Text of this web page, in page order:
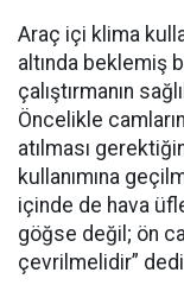
Araç içi klima
altında beklemiş
çalıştırmanın
Öncelikle
atılması
kullanımına
içinde de hava
göğse değil; ön
çevrilmelidir”